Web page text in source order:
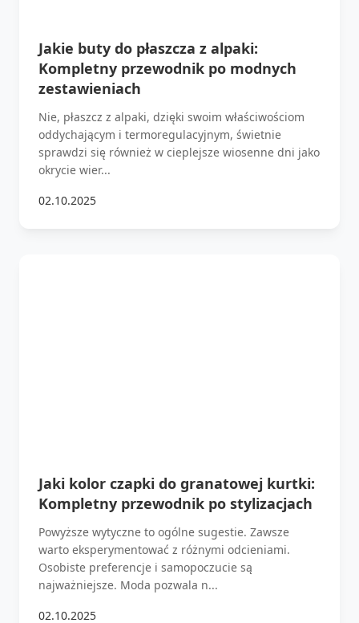
Jakie buty do płaszcza z alpaki:
Kompletny przewodnik po modnych
zestawieniach
Nie, płaszcz z alpaki, dzięki swoim właściwościom
oddychającym i termoregulacyjnym, świetnie
sprawdzi się również w cieplejsze wiosenne dni jako
okrycie wier...
02.10.2025
Jaki kolor czapki do granatowej kurtki:
Kompletny przewodnik po stylizacjach
Powyższe wytyczne to ogólne sugestie. Zawsze
warto eksperymentować z różnymi odcieniami.
Osobiste preferencje i samopoczucie są
najważniejsze. Moda pozwala n...
02.10.2025